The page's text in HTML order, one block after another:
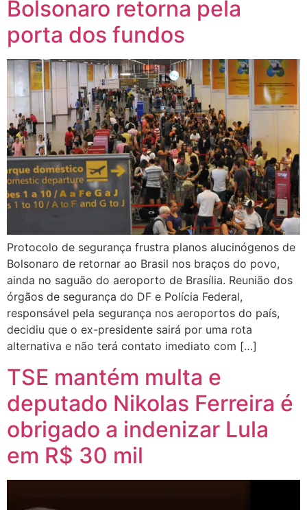
Bolsonaro retorna pela
porta dos fundos
Protocolo de segurança frustra planos alucinógenos de
Bolsonaro de retornar ao Brasil nos braços do povo,
ainda no saguão do aeroporto de Brasília. Reunião dos
órgãos de segurança do DF e Polícia Federal,
responsável pela segurança nos aeroportos do país,
decidiu que o ex-presidente sairá por uma rota
alternativa e não terá contato imediato com […]
TSE mantém multa e
deputado Nikolas Ferreira é
obrigado a indenizar Lula
em R$ 30 mil